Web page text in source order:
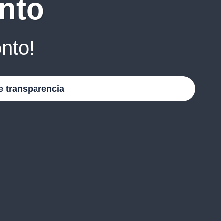
transparencia